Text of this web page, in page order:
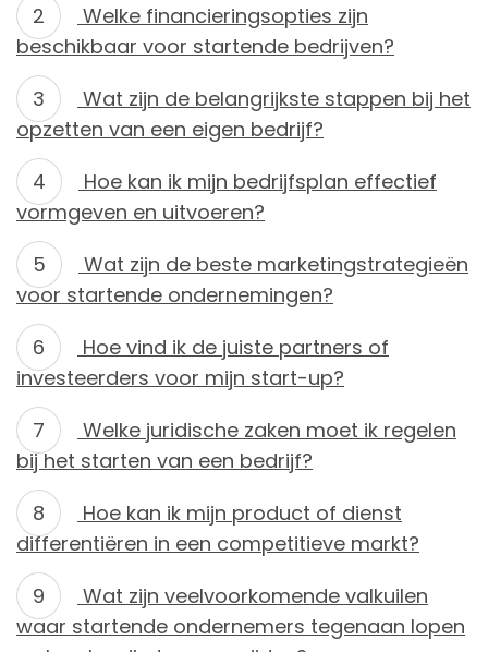
Welke financieringsopties zijn
beschikbaar voor startende bedrijven?
Wat zijn de belangrijkste stappen bij het
opzetten van een eigen bedrijf?
Hoe kan ik mijn bedrijfsplan effectief
vormgeven en uitvoeren?
Wat zijn de beste marketingstrategieën
voor startende ondernemingen?
Hoe vind ik de juiste partners of
investeerders voor mijn start-up?
Welke juridische zaken moet ik regelen
bij het starten van een bedrijf?
Hoe kan ik mijn product of dienst
differentiëren in een competitieve markt?
Wat zijn veelvoorkomende valkuilen
waar startende ondernemers tegenaan lopen